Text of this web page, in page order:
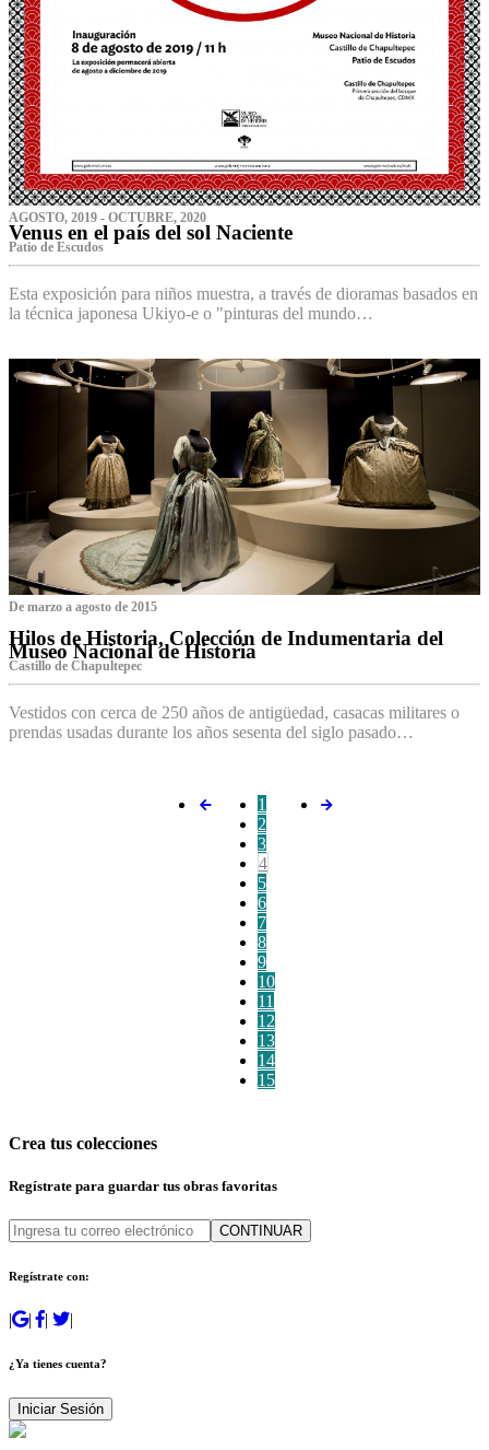
AGOSTO, 2019 - OCTUBRE, 2020
Venus en el país del sol Naciente
P‌atio de Escudos
Esta exposición para niños muestra, a través de dioramas basados en
la técnica japonesa Ukiyo-e o "pinturas del mundo…
De marzo a agosto de 2015
Hilos de Historia, Colección de Indumentaria del
Museo Nacional de Historia
Castillo de Chapultepec
Vestidos con cerca de 250 años de antigüedad, casacas militares o
prendas usadas durante los años sesenta del siglo pasado…
1
2
3
4
5
6
7
8
9
10
11
12
13
14
15
Crea tus colecciones
Regístrate para guardar tus obras favoritas
CONTINUAR
Regístrate con:
| | | |
¿Ya tienes cuenta?
Iniciar Sesión